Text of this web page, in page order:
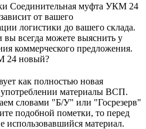
Соединительная муфта УКМ 24
от вашего
логистики до вашего склада.
вы всегда можете выяснить у
коммерческого предложения.
24 новый?
как полностью новая
материалы ВСП.
словами "Б/У" или "Госрезерв"
подобной пометки, то перед
использовавшийся материал.